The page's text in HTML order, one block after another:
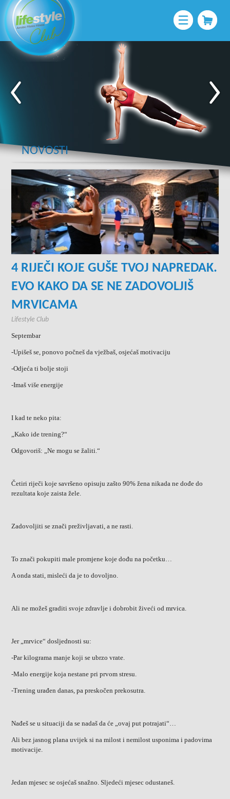
NOVOSTI
4 RIJEČI KOJE GUŠE TVOJ NAPREDAK.
EVO KAKO DA SE NE ZADOVOLJIŠ
MRVICAMA
Lifestyle Club
Septembar
-Upišeš se, ponovo počneš da vježbaš, osjećaš motivaciju
-Odjeća ti bolje stoji
-Imaš više energije
I kad te neko pita:
„Kako ide trening?“
Odgovoriš: „Ne mogu se žaliti.“
Četiri riječi koje savršeno opisuju zašto 90% žena nikada ne dođe do
rezultata koje zaista žele.
Zadovoljiti se znači preživljavati, a ne rasti.
To znači pokupiti male promjene koje dođu na početku…
A onda stati, misleći da je to dovoljno.
Ali ne možeš graditi svoje zdravlje i dobrobit živeći od mrvica.
Jer „mrvice“ dosljednosti su:
-Par kilograma manje koji se ubrzo vrate.
-Malo energije koja nestane pri prvom stresu.
-Trening urađen danas, pa preskočen prekosutra.
Nađeš se u situaciji da se nadaš da će „ovaj put potrajati“…
Ali bez jasnog plana uvijek si na milost i nemilost usponima i padovima
motivacije.
Jedan mjesec se osjećaš snažno. Sljedeći mjesec odustaneš.